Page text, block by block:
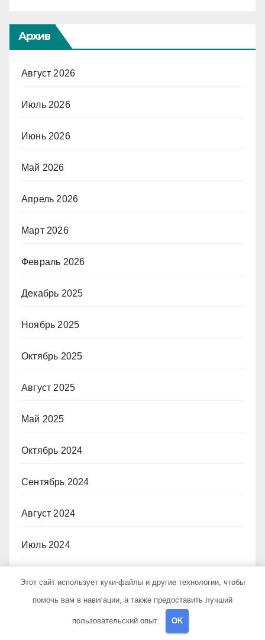
Архив
Август 2026
Июль 2026
Июнь 2026
Май 2026
Апрель 2026
Март 2026
Февраль 2026
Декабрь 2025
Ноябрь 2025
Октябрь 2025
Август 2025
Май 2025
Октябрь 2024
Сентябрь 2024
Август 2024
Июль 2024
Июнь 2024
Этот сайт использует куки-файлы и другие технологии, чтобы
помочь вам в навигации, а также предоставить лучший
пользовательский опыт. OK